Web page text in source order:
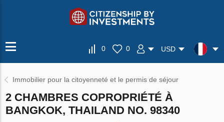
0 0 USD
Immobilier pour la citoyenneté et le permis de séjour
2 CHAMBRES COPROPRIÉTÉ À
BANGKOK, THAILAND NO. 98340